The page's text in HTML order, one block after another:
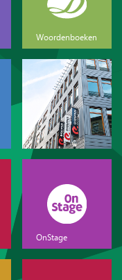
Woordenboeken
OnStage